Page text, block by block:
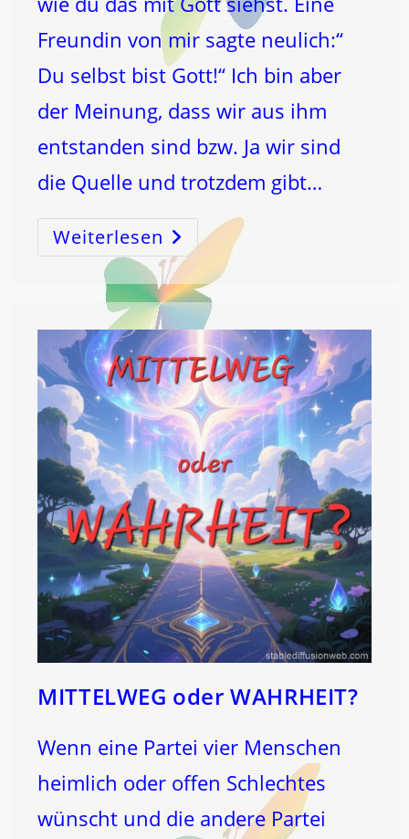
Freundin von mir sagte neulich:“
Du selbst bist Gott!“ Ich bin aber
der Meinung, dass wir aus ihm
entstanden sind bzw. Ja wir sind
die Quelle und trotzdem gibt…
Weiterlesen Bin
„Ich“
GOTT?
MITTELWEG oder WAHRHEIT?
Wenn eine Partei vier Menschen
heimlich oder offen Schlechtes
wünscht und die andere Partei